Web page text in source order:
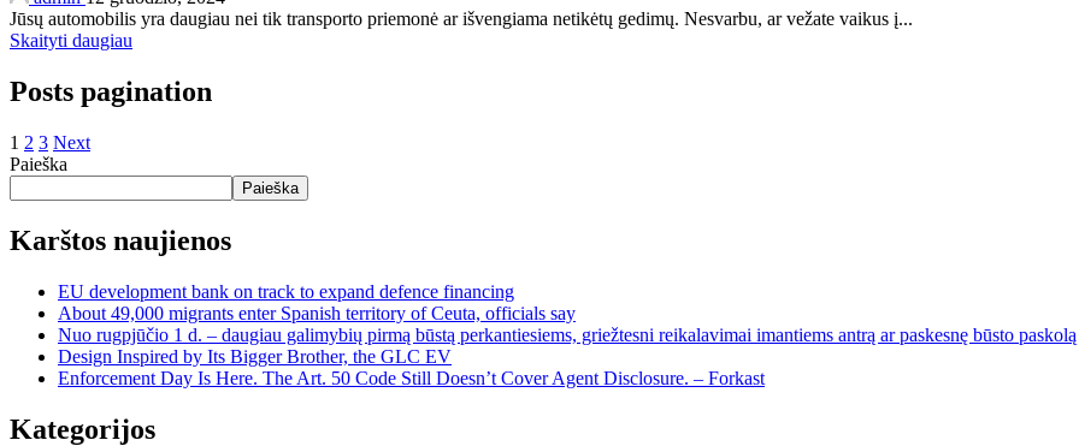
Jūsų automobilis yra daugiau nei tik transporto priemonė ar išvengiama netikėtų gedimų. Nesvarbu, ar vežate vaikus į...
Skaityti daugiau
Posts pagination
1 2 3 Next
Paieška
Paieška
Karštos naujienos
EU development bank on track to expand defence financing
About 49,000 migrants enter Spanish territory of Ceuta, officials say
Nuo rugpjūčio 1 d. – daugiau galimybių pirmą būstą perkantiesiems, griežtesni reikalavimai imantiems antrą ar paskesnę būsto paskolą
Design Inspired by Its Bigger Brother, the GLC EV
Enforcement Day Is Here. The Art. 50 Code Still Doesn’t Cover Agent Disclosure. – Forkast
Kategorijos